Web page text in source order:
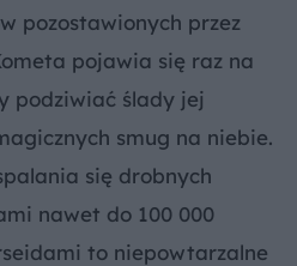
pozostawionych przez
pojawia się raz na
podziwiać ślady jej
smug na niebie.
się drobnych
nawet do 100 000
to niepowtarzalne